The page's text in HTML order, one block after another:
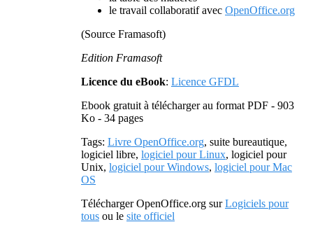
le travail collaboratif avec OpenOffice.org
(Source Framasoft)
Edition Framasoft
Licence du eBook: Licence GFDL
Ebook gratuit à télécharger au format PDF - 903
Ko - 34 pages
Tags: Livre OpenOffice.org, suite bureautique,
logiciel libre, logiciel pour Linux, logiciel pour
Unix, logiciel pour Windows, logiciel pour Mac
OS
Télécharger OpenOffice.org surLogiciels pour
tous ou le site officiel